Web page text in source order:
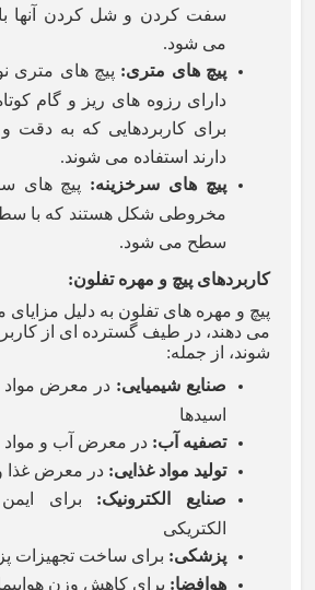
سفت کردن و شل کردن آنها با
می شود.
پیچ های متری: پیچ های متری
دارای رزوه های ریز و گام
برای کاربردهایی که به دقت
دارند استفاده می شوند.
پیچ های سرخزینه: پیچ های
مخروطی شکل هستند که با
سطح می شود.
کاربردهای پیچ و مهره تفلون:
پیچ و مهره های تفلون به دلیل مزایای
می دهند، در طیف گسترده ای از
شوند، از جمله:
صنایع شیمیایی: در معرض مواد
اسیدها
تصفیه آب: در معرض آب و مواد
تولید مواد غذایی: در معرض غذا
صنایع الکترونیک: برای
الکتریکی
پزشکی: برای ساخت تجهیزات
هوافضا: برای کاهش وزن